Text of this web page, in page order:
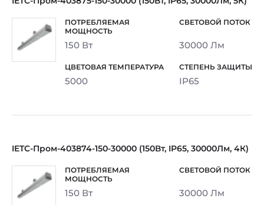
150 Вт 30000 Лм
5000 IP65
IETC-Пром-403874-150-30000 (150Вт, IP65, 30000Лм, 4К)
150 Вт 30000 Лм